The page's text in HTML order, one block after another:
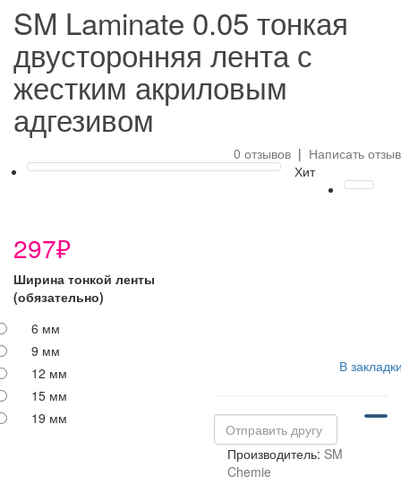
SM Laminate 0.05 тонкая
двусторонняя лента с
жестким акриловым
адгезивом
0 отзывов | Написать отзыв
Хит
297₽
Ширина тонкой ленты
(обязательно)
6 мм
9 мм
12 мм
15 мм
19 мм
В
Производитель: SM
Chemie